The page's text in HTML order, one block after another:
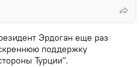
Эрдоган еще раз
поддержку
Турции".